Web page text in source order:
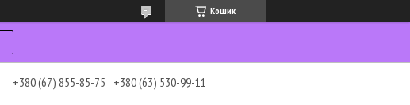
Кошик
+380 (67) 855-85-75 +380 (63) 530-99-11